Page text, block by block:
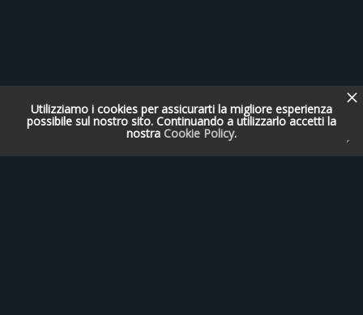
Utilizziamo i cookies per assicurarti la migliore esperienza
possibile sul nostro sito. Continuando a utilizzarlo accetti la
nostra Cookie Policy.